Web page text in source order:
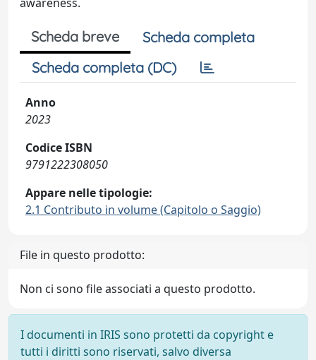
Scheda breve
Scheda completa
Scheda completa (DC)
Anno
2023
Codice ISBN
9791222308050
Appare nelle tipologie:
2.1 Contributo in volume (Capitolo o Saggio)
File in questo prodotto:
Non ci sono file associati a questo prodotto.
I documenti in IRIS sono protetti da copyright e
tutti i diritti sono riservati, salvo diversa